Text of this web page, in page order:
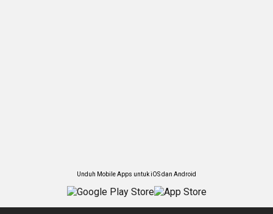
Unduh Mobile Apps untuk iOS dan Android